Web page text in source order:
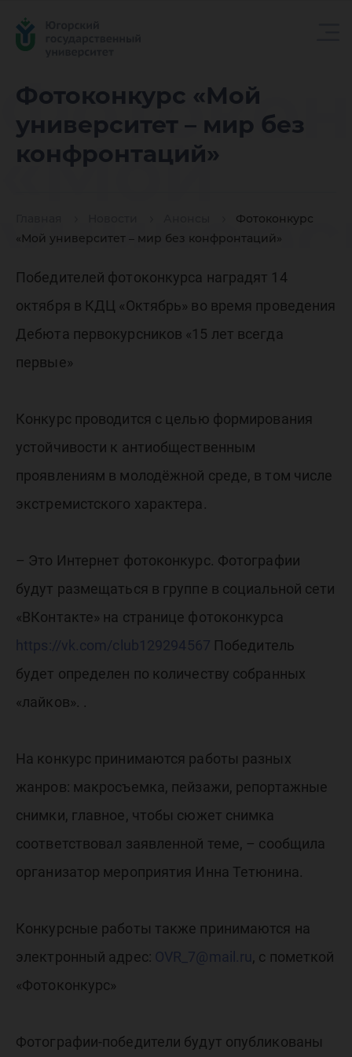
Фотоконкурс «Мой
университет – мир без
конфронтаций»
Фотоконкурс
«Мой университет – мир без конфронтаций»
«Мой
мир без
Победителей фотоконкурса наградят 14
октября в КДЦ «Октябрь» во время проведения
Дебюта первокурсников «15 лет всегда
первые»
Конкурс проводится с целью формирования
устойчивости к антиобщественным
проявлениям в молодёжной среде, в том числе
экстремистского характера.
– Это Интернет фотоконкурс. Фотографии
будут размещаться в группе в социальной сети
«ВКонтакте» на странице фотоконкурса
https://vk.com/club129294567 Победитель
будет определен по количеству собранных
«лайков». .
На конкурс принимаются работы разных
жанров: макросъемка, пейзажи, репортажные
снимки, главное, чтобы сюжет снимка
соответствовал заявленной теме, – сообщила
организатор мероприятия Инна Тетюнина.
Конкурсные работы также принимаются на
электронный адрес: OVR_7@mail.ru, с пометкой
«Фотоконкурс»
Фотографии-победители будут опубликованы